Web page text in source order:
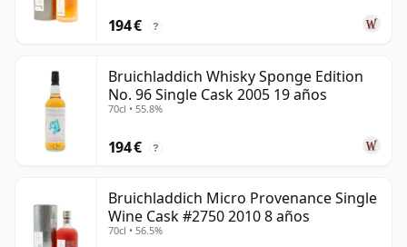
194 € ?
Bruichladdich Whisky Sponge Edition
No. 96 Single Cask 2005 19 años
70cl • 55.8%
194 € ?
Bruichladdich Micro Provenance Single
Wine Cask #2750 2010 8 años
70cl • 56.5%